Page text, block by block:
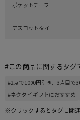
ポケットチーフ
アスコットタイ
#この商品に関するタグ
#2点で1000円引き、3点目で
#ネクタイ ギフトにおすすめ
※クリックするとタグに関